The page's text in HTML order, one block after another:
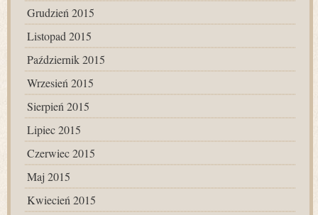
Grudzień 2015
Listopad 2015
Październik 2015
Wrzesień 2015
Sierpień 2015
Lipiec 2015
Czerwiec 2015
Maj 2015
Kwiecień 2015